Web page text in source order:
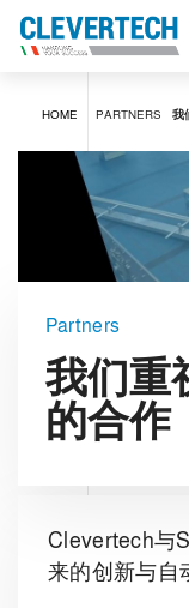
HOME PARTNERS 我
Partners
我们重
的合作
Clevertech与
来的创新与自